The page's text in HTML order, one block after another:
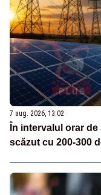
7 aug. 2026, 13:02
În intervalul orar
scăzut cu 200-300